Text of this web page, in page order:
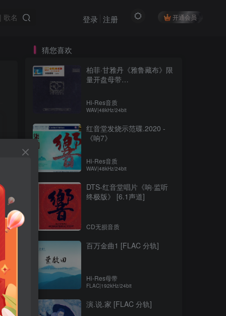
开通会员
登录 注册
猜您喜欢
柏菲·甘雅丹《雅鲁藏布》限
量开盘母带
Hi-Res音质
WAV|48kHz/24bit
红音堂发烧示范碟.2020 -
《响7》
Hi-Res音质
WAV|48kHz/24bit
DTS-红音堂唱片《响·监听
终极版》 [6.1声道]
CD无损音质
百万金曲1 [FLAC 分轨]
Hi-Res母带
FLAC|192kHz/24bit
演.说.家 [FLAC 分轨]